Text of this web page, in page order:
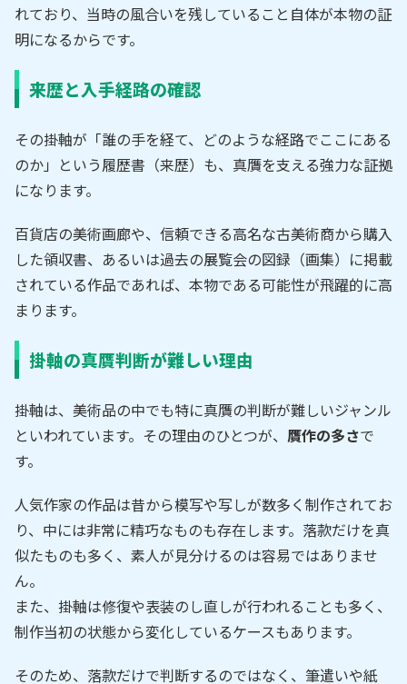
れており、当時の風合いを残していること自体が本物の証
明になるからです。
来歴と入手経路の確認
その掛軸が「誰の手を経て、どのような経路でここにある
のか」という履歴書（来歴）も、真贋を支える強力な証拠
になります。
百貨店の美術画廊や、信頼できる高名な古美術商から購入
した領収書、あるいは過去の展覧会の図録（画集）に掲載
されている作品であれば、本物である可能性が飛躍的に高
まります。
掛軸の真贋判断が難しい理由
掛軸は、美術品の中でも特に真贋の判断が難しいジャンル
といわれています。その理由のひとつが、 贋作の多さで
す。
人気作家の作品は昔から模写や写しが数多く制作されてお
り、中には非常に精巧なものも存在します。落款だけを真
似たものも多く、素人が見分けるのは容易ではありませ
ん。
また、掛軸は修復や表装のし直しが行われることも多く、
制作当初の状態から変化しているケースもあります。
そのため、落款だけで判断するのではなく、筆遣いや紙